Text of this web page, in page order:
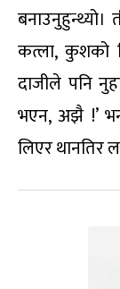
कत्ला, कुशको
दाजीले पनि
भएन, अझै !’
लिएर थानतिर